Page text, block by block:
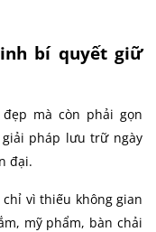
bí quyết giữ
mà còn phải gọn
pháp lưu trữ ngày
đại.
vì thiếu không gian
mỹ phẩm, bàn chải